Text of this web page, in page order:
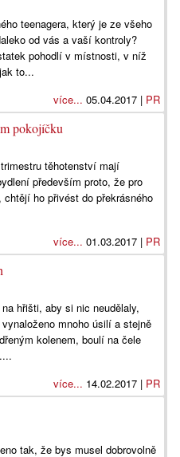
teenagera, který je ze všeho
od vás a vaší kontroly?
pohodlí v místnosti, v níž
to...
více... 05.04.2017 | PR
pokojíčku
těhotenství mají
především proto, že pro
ho přivést do překrásného
více... 01.03.2017 | PR
hřišti, aby si nic neudělaly,
mnoho úsilí a stejně
kolenem, boulí na čele
více... 14.02.2017 | PR
tak, že bys musel dobrovolně